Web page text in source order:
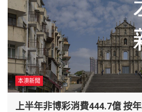
本澳新聞
上半年非博彩消費444.7億 按